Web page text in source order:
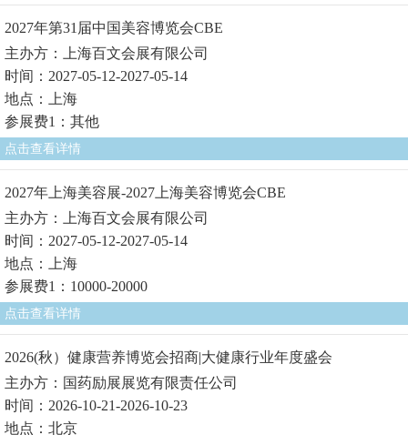
2027年第31届中国美容博览会CBE
主办方：上海百文会展有限公司
时间：2027-05-12-2027-05-14
地点：上海
参展费1：其他
点击查看详情
2027年上海美容展-2027上海美容博览会CBE
主办方：上海百文会展有限公司
时间：2027-05-12-2027-05-14
地点：上海
参展费1：10000-20000
点击查看详情
2026(秋）健康营养博览会招商|大健康行业年度盛会
主办方：国药励展展览有限责任公司
时间：2026-10-21-2026-10-23
地点：北京